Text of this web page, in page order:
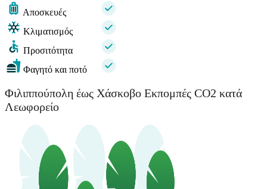
Αποσκευές
Κλιματισμός
Προσιτότητα
Φαγητό και ποτό
Φιλιππούπολη έως Χάσκοβο Εκπομπές CO2 κατά
Λεωφορείο